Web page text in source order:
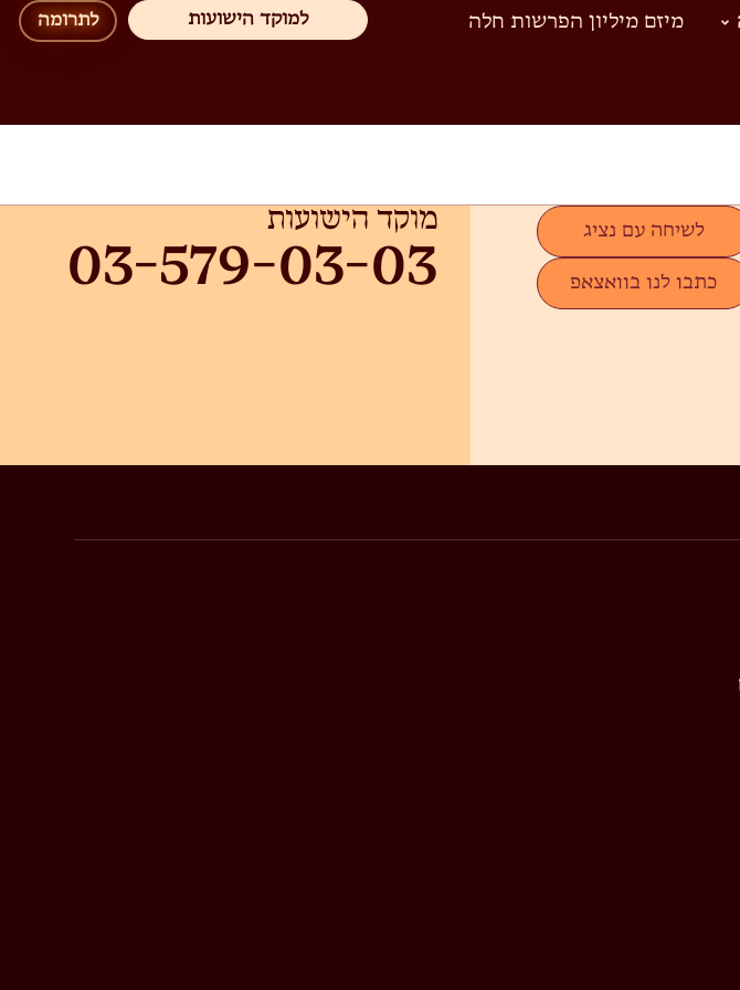
מיזם מיליון הפרשות חלה למוקד הישועות לתרומה
לשיחה עם נציג
כתבו לנו בוואצאפ
מוקד הישועות
03-579-03-03